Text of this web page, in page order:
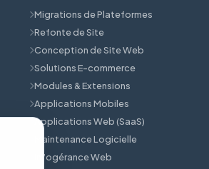
Migrations de Plateformes
Refonte de Site
Conception de Site Web
Solutions E-commerce
Modules & Extensions
Applications Mobiles
Applications Web (SaaS)
Maintenance Logicielle
Infogérance Web